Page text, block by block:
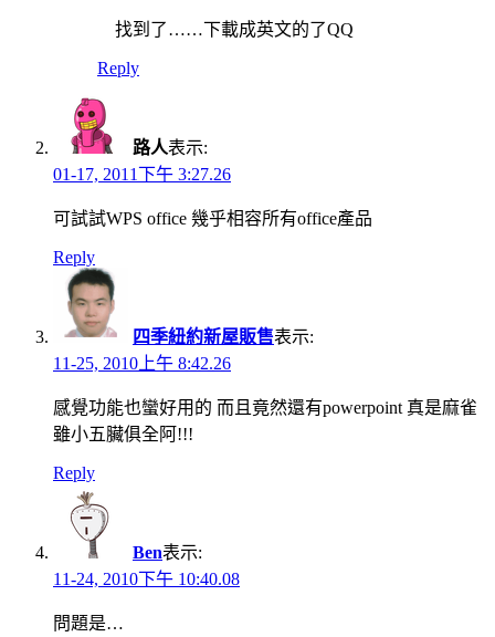
找到了……下載成英文的了QQ
Reply
路人表示:
01-17, 2011下午 3:27.26
可試試WPS office 幾乎相容所有office產品
Reply
四季紐約新屋販售表示:
11-25, 2010上午 8:42.26
感覺功能也蠻好用的 而且竟然還有powerpoint 真是麻雀
雖小五臟俱全阿!!!
Reply
Ben表示:
11-24, 2010下午 10:40.08
問題是…